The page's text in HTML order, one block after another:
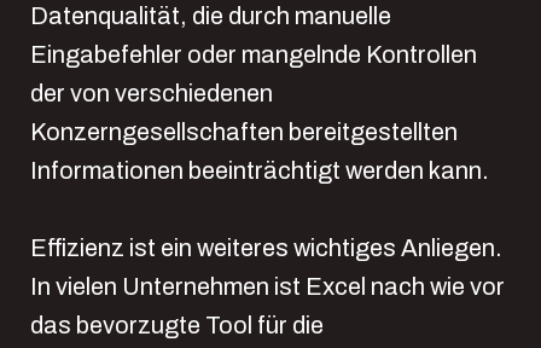
Datenqualität, die durch manuelle
Eingabefehler oder mangelnde Kontrollen
der von verschiedenen
Konzerngesellschaften bereitgestellten
Informationen beeinträchtigt werden kann.
Effizienz ist ein weiteres wichtiges Anliegen.
In vielen Unternehmen ist Excel nach wie vor
das bevorzugte Tool für die